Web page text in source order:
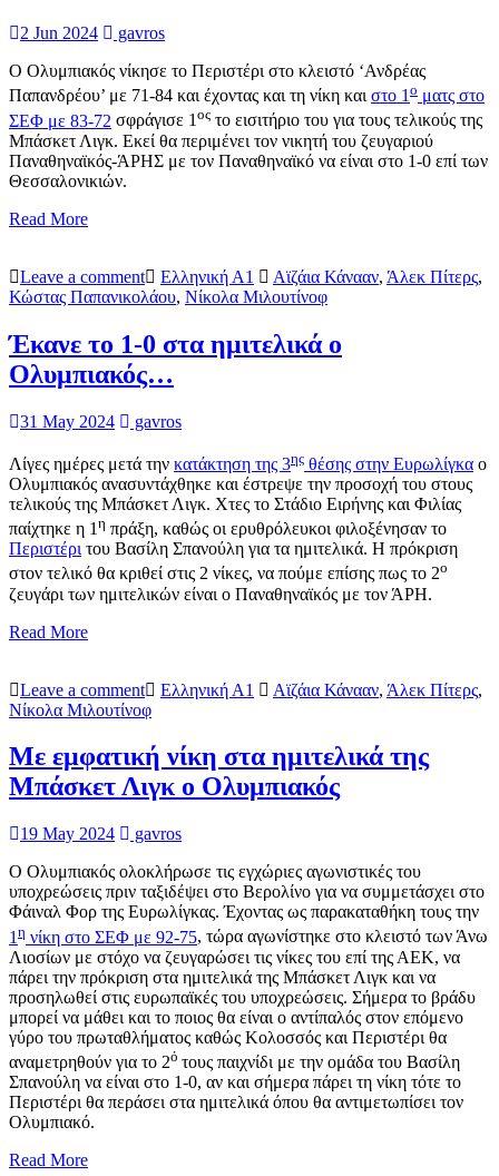
2 Jun 2024
gavros
Ο Ολυμπιακός νίκησε το Περιστέρι στο κλειστό ‘Ανδρέας
Παπανδρέου’ με 71-84 και έχοντας και τη νίκη καιστο 1ο ματς στο
ΣΕΦ με 83-72 σφράγισε 1ος το εισιτήριο του για τους τελικούς της
Μπάσκετ Λιγκ. Εκεί θα περιμένει τον νικητή του ζευγαριού
Παναθηναϊκός-ΆΡΗΣ με τον Παναθηναϊκό να είναι στο 1-0 επί των
Θεσσαλονικιών.
Read More
Leave a comment Ελληνική Α1 Αϊζάια Κάνααν, Άλεκ Πίτερς,
Κώστας Παπανικολάου, Νίκολα Μιλουτίνοφ
Έκανε το 1-0 στα ημιτελικά ο
Ολυμπιακός…
31 May 2024 gavros
Λίγες ημέρες μετά την κατάκτηση της 3ης θέσης στην Ευρωλίγκα ο
Ολυμπιακός ανασυντάχθηκε και έστρεψε την προσοχή του στους
τελικούς της Μπάσκετ Λιγκ. Χτες το Στάδιο Ειρήνης και Φιλίας
παίχτηκε η 1 η πράξη, καθώς οι ερυθρόλευκοι φιλοξένησαν το
Περιστέρι του Βασίλη Σπανούλη για τα ημιτελικά. Η πρόκριση
στον τελικό θα κριθεί στις 2 νίκες, να πούμε επίσης πως το 2ο
ζευγάρι των ημιτελικών είναι ο Παναθηναϊκός με τον ΆΡΗ.
Read More
Leave a comment Ελληνική Α1 Αϊζάια Κάνααν, Άλεκ Πίτερς,
Νίκολα Μιλουτίνοφ
Με εμφατική νίκη στα ημιτελικά της
Μπάσκετ Λιγκ ο Ολυμπιακός
19 May 2024
gavros
Ο Ολυμπιακός ολοκλήρωσε τις εγχώριες αγωνιστικές του
υποχρεώσεις πριν ταξιδέψει στο Βερολίνο για να συμμετάσχει στο
Φάιναλ Φορ της Ευρωλίγκας. Έχοντας ως παρακαταθήκη τους την
1 η νίκη στο ΣΕΦ με 92-75, τώρα αγωνίστηκε στο κλειστό των Άνω
Λιοσίων με στόχο να ζευγαρώσει τις νίκες του επί της ΑΕΚ, να
πάρει την πρόκριση στα ημιτελικά της Μπάσκετ Λιγκ και να
προσηλωθεί στις ευρωπαϊκές του υποχρεώσεις. Σήμερα το βράδυ
μπορεί να μάθει και το ποιος θα είναι ο αντίπαλός στον επόμενο
γύρο του πρωταθλήματος καθώς Κολοσσός και Περιστέρι θα
αναμετρηθούν για το 2ό τους παιχνίδι με την ομάδα του Βασίλη
Σπανούλη να είναι στο 1-0, αν και σήμερα πάρει τη νίκη τότε το
Περιστέρι θα περάσει στα ημιτελικά όπου θα αντιμετωπίσει τον
Ολυμπιακό.
Read More